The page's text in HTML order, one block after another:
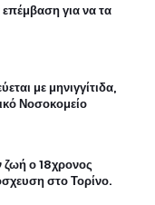
για να τα
με μηνιγγίτιδα,
Νοσοκομείο
ζωή ο 18χρονος
στο Τορίνο.